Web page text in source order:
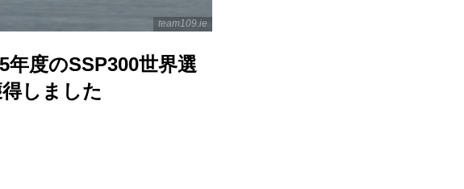
team109.ie
度のSSP300世界選
しました